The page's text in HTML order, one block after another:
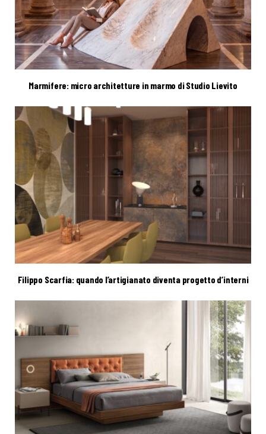
Marmifere: micro architetture in marmo di Studio Lievito
Filippo Scarfia: quando l’artigianato diventa progetto d’interni